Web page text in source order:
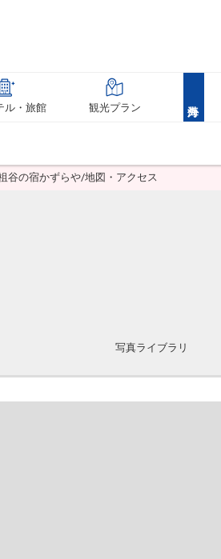
ル・旅館 観光プラン
谷の宿かずらや/地図・アクセス
写真ライブラリ